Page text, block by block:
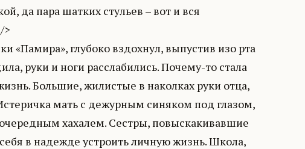
да пара шатких стульев – вот и вся
>
«Памира», глубоко вздохнул, выпустив изо рта
руки и ноги расслабились. Почему-то стала
Большие, жилистые в наколках руки отца,
мать с дежурным синяком под глазом,
хахалем. Сестры, повыскакивавшие
в надежде устроить личную жизнь. Школа,